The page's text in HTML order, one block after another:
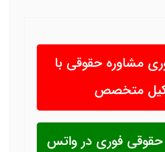
مشاوره حقوقی با
متخصص
حقوقی فوری در واتس